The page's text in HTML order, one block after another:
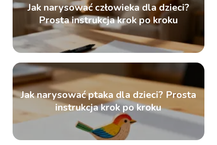
Jak narysować człowieka dla dzieci?
Prosta instrukcja krok po kroku
Jak narysować ptaka dla dzieci? Prosta
instrukcja krok po kroku